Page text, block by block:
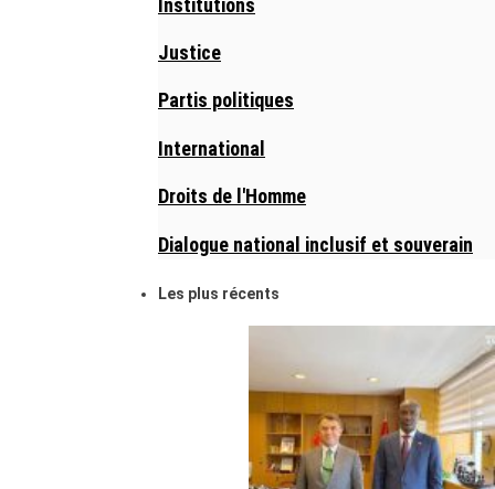
Institutions
Justice
Partis politiques
International
Droits de l'Homme
Dialogue national inclusif et souverain
Les plus récents